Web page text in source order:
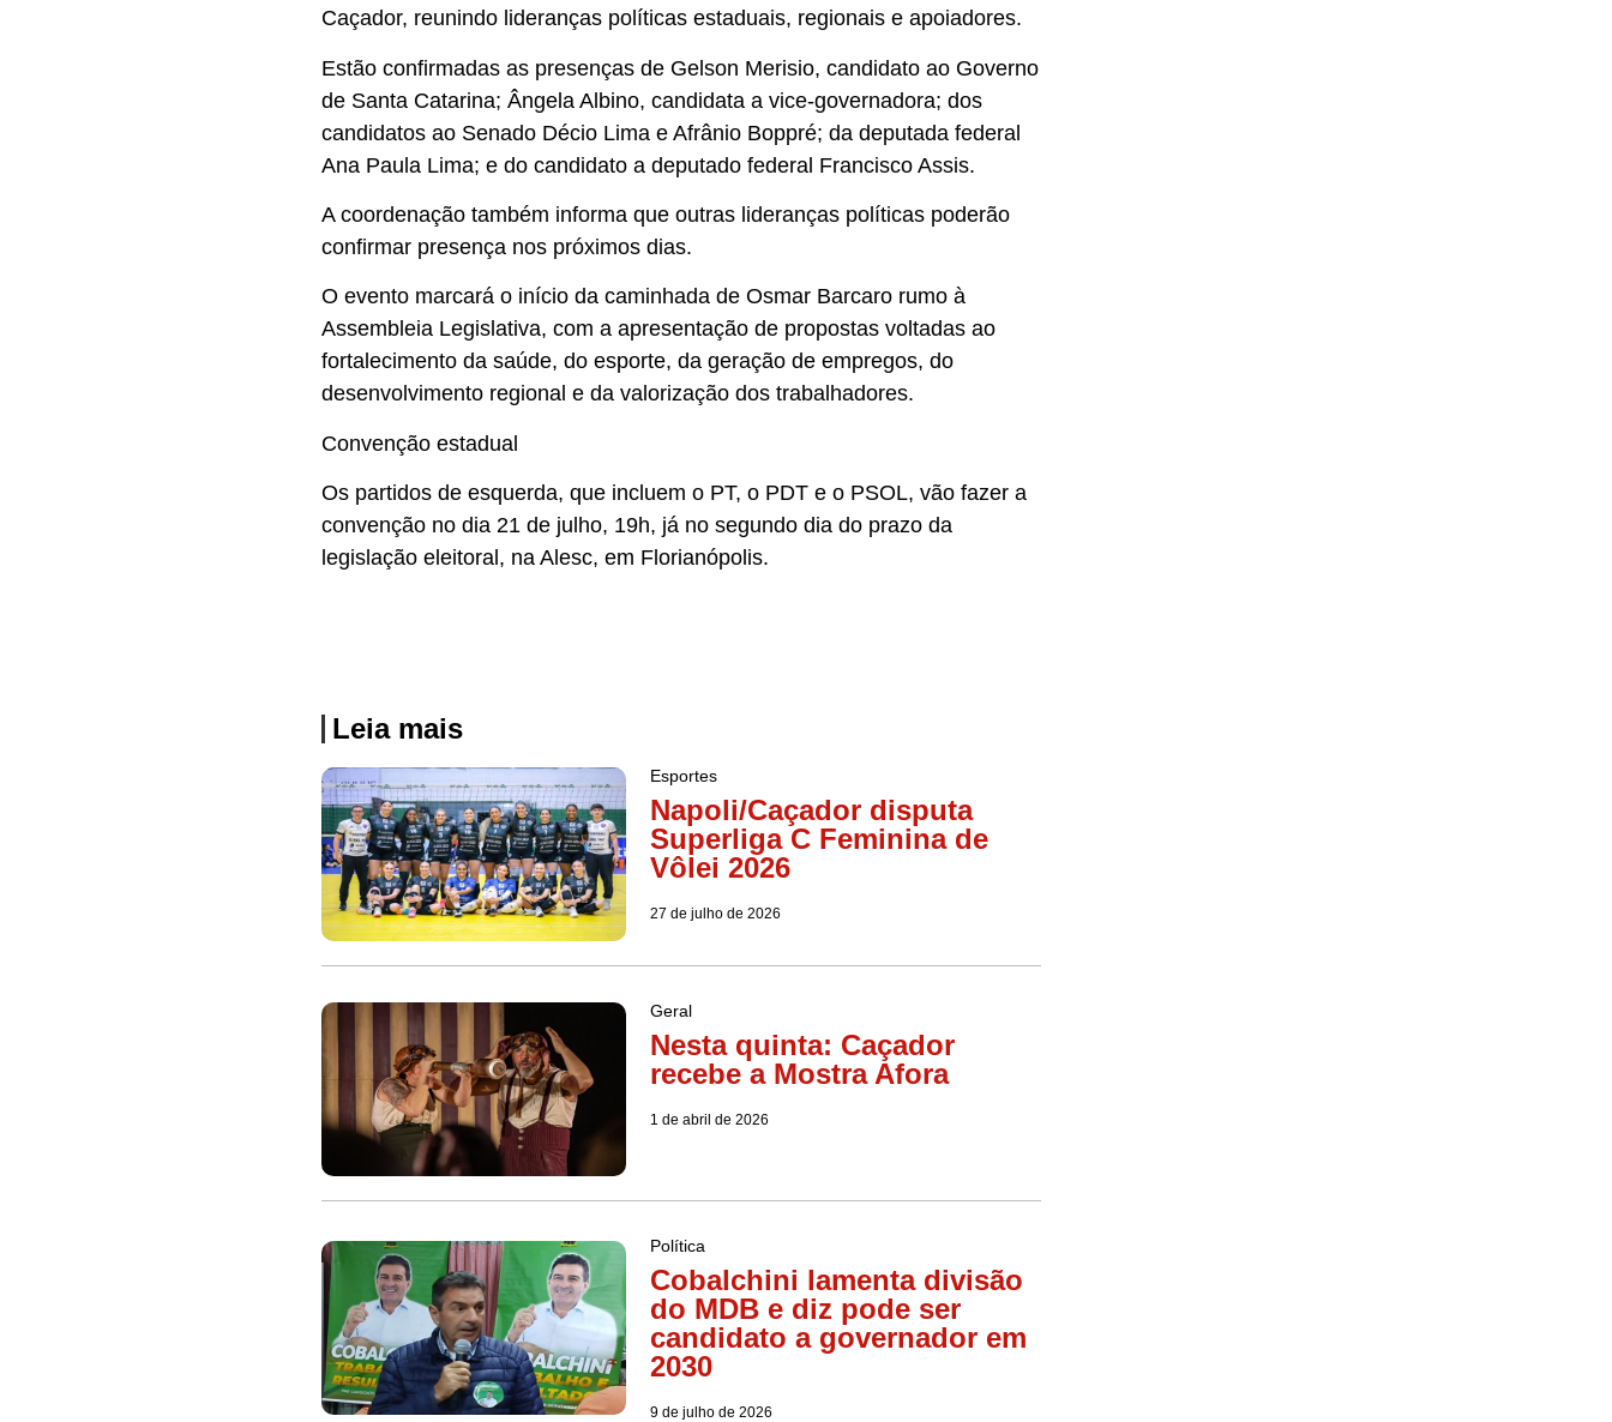
Caçador, reunindo lideranças políticas estaduais, regionais e apoiadores.
Estão confirmadas as presenças de Gelson Merisio, candidato ao Governo
de Santa Catarina; Ângela Albino, candidata a vice-governadora; dos
candidatos ao Senado Décio Lima e Afrânio Boppré; da deputada federal
Ana Paula Lima; e do candidato a deputado federal Francisco Assis.
A coordenação também informa que outras lideranças políticas poderão
confirmar presença nos próximos dias.
O evento marcará o início da caminhada de Osmar Barcaro rumo à
Assembleia Legislativa, com a apresentação de propostas voltadas ao
fortalecimento da saúde, do esporte, da geração de empregos, do
desenvolvimento regional e da valorização dos trabalhadores.
Convenção estadual
Os partidos de esquerda, que incluem o PT, o PDT e o PSOL, vão fazer a
convenção no dia 21 de julho, 19h, já no segundo dia do prazo da
legislação eleitoral, na Alesc, em Florianópolis.
Leia mais
Esportes
Napoli/Caçador disputa
Superliga C Feminina de
Vôlei 2026
27 de julho de 2026
Geral
Nesta quinta: Caçador
recebe a Mostra Afora
1 de abril de 2026
Política
Cobalchini lamenta divisão
do MDB e diz pode ser
candidato a governador em
2030
9 de julho de 2026